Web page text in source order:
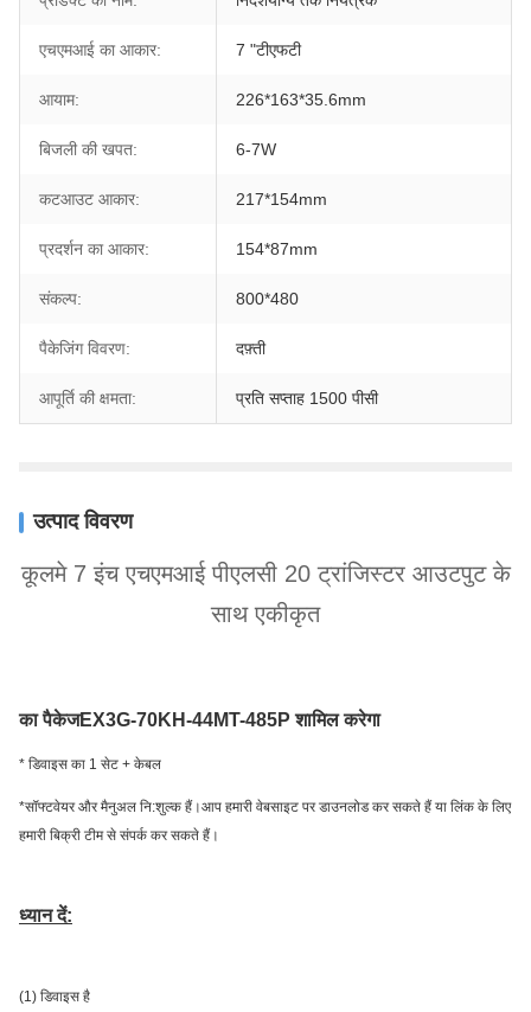
एचएमआई का आकार: 7 "टीएफटी
आयाम: 226*163*35.6mm
बिजली की खपत: 6-7W
कटआउट आकार: 217*154mm
प्रदर्शन का आकार: 154*87mm
संकल्प: 800*480
पैकेजिंग विवरण: दफ़्ती
आपूर्ति की क्षमता: प्रति सप्ताह 1500 पीसी
उत्पाद विवरण
कूलमे 7 इंच एचएमआई पीएलसी 20 ट्रांजिस्टर आउटपुट के
साथ एकीकृत
का पैकेजEX3G-70KH-44MT-485P शामिल करेगा
* डिवाइस का 1 सेट + केबल
*सॉफ्टवेयर और मैनुअल नि:शुल्क हैं।आप हमारी वेबसाइट पर डाउनलोड कर सकते हैं या लिंक के लिए
हमारी बिक्री टीम से संपर्क कर सकते हैं।
ध्यान दें:
(1) डिवाइस है